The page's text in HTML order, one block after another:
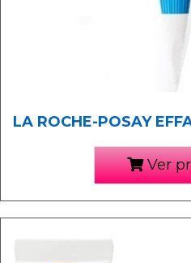
LA ROCHE-POSAY
Ver